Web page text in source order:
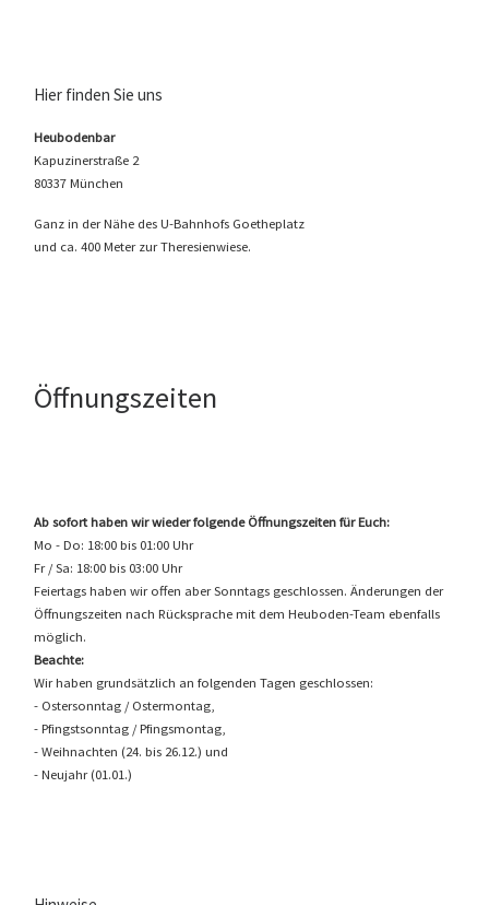
Hier finden Sie uns
Heubodenbar
Kapuzinerstraße 2
80337 München
Ganz in der Nähe des U-Bahnhofs Goetheplatz
und ca. 400 Meter zur Theresienwiese.
Öffnungszeiten
Ab sofort haben wir wieder folgende Öffnungszeiten für Euch:
Mo - Do: 18:00 bis 01:00 Uhr
Fr / Sa: 18:00 bis 03:00 Uhr
Feiertags haben wir offen aber Sonntags geschlossen. Änderungen der
Öffnungszeiten nach Rücksprache mit dem Heuboden-Team ebenfalls
möglich.
Beachte:
Wir haben grundsätzlich an folgenden Tagen geschlossen:
- Ostersonntag / Ostermontag,
- Pfingstsonntag / Pfingsmontag,
- Weihnachten (24. bis 26.12.) und
- Neujahr (01.01.)